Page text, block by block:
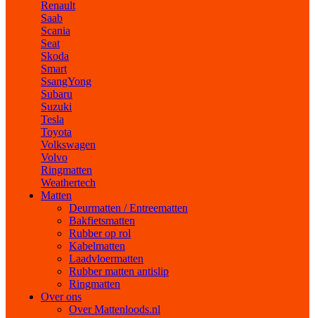
Renault
Saab
Scania
Seat
Skoda
Smart
SsangYong
Subaru
Suzuki
Tesla
Toyota
Volkswagen
Volvo
Ringmatten
Weathertech
Matten
Deurmatten / Entreematten
Bakfietsmatten
Rubber op rol
Kabelmatten
Laadvloermatten
Rubber matten antislip
Ringmatten
Over ons
Over Mattenloods.nl